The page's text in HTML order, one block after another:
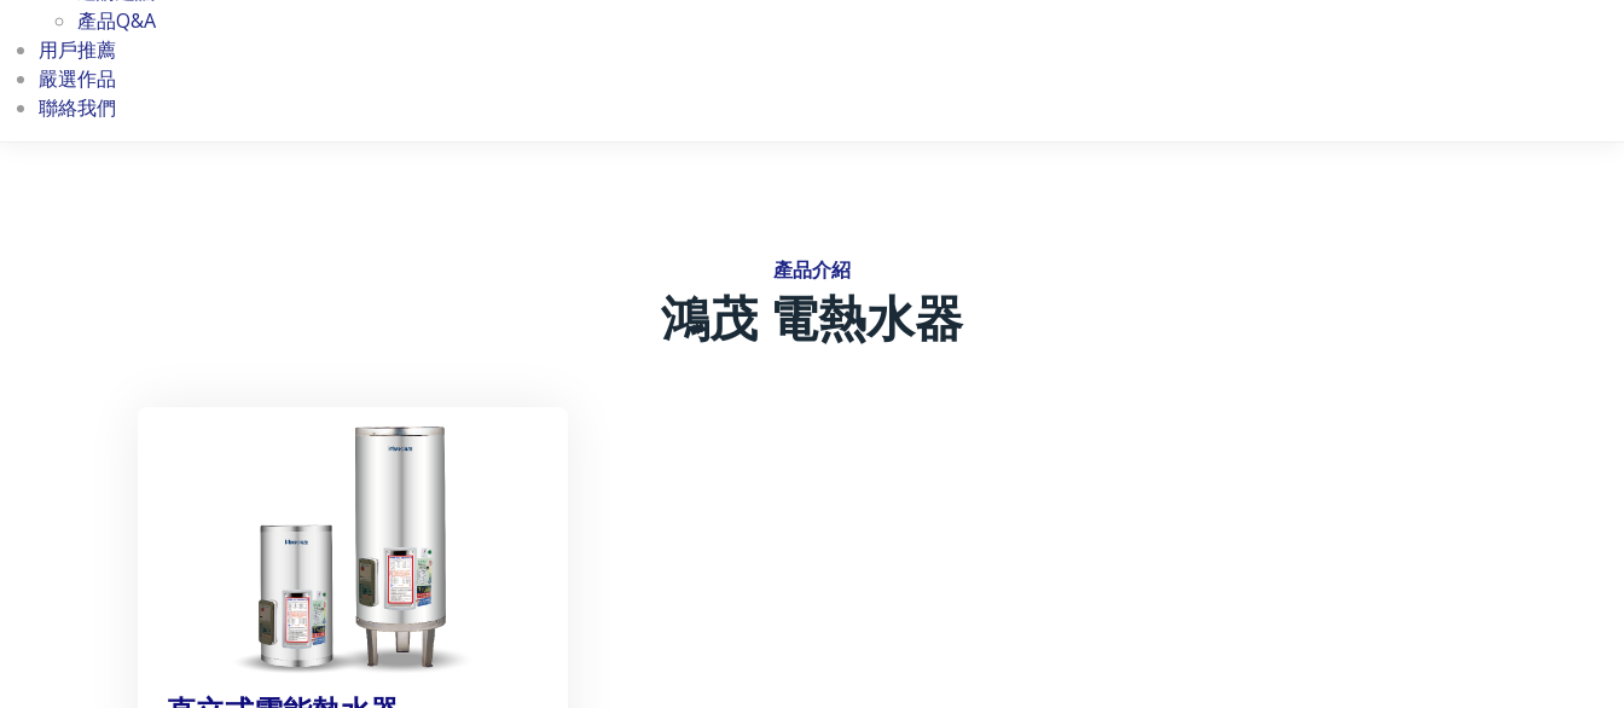
產品Q&A
用戶推薦
嚴選作品
聯絡我們
產品介紹
鴻茂 電熱水器